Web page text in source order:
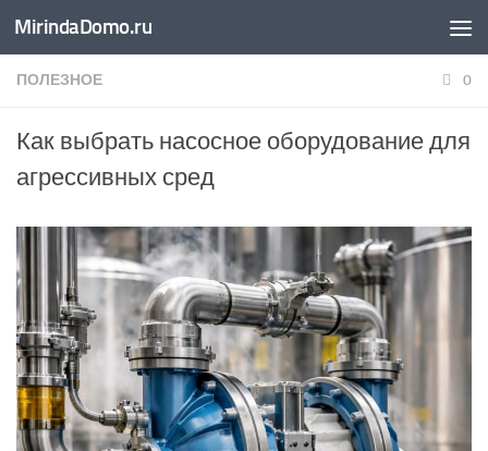
Перейти к содержимому
MirindaDomo.ru
ПОЛЕЗНОЕ 0
Как выбрать насосное оборудование для
агрессивных сред